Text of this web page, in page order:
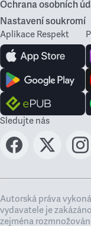
Ochrana osobních
Nastavení soukromí
Aplikace Respekt
Sledujte nás
Autorská práva
vydavatele je
zejména